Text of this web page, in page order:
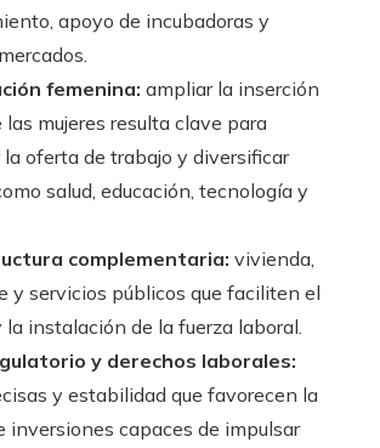
apoyo de incubadoras y
femenina: ampliar la inserción
las mujeres resulta clave para
oferta de trabajo y diversificar
salud, educación, tecnología y
complementaria: vivienda,
y servicios públicos que faciliten el
instalación de la fuerza laboral.
y derechos laborales:
y estabilidad que favorecen la
inversiones capaces de impulsar